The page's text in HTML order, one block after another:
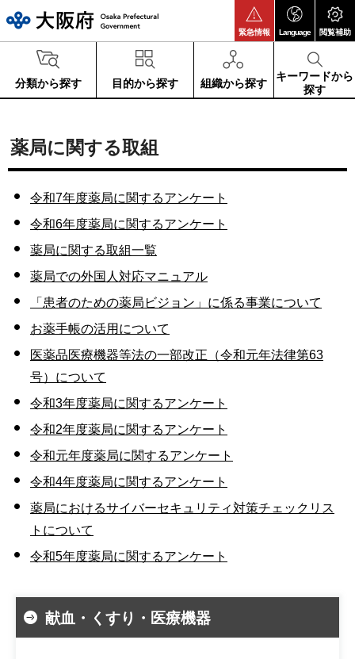
緊急情報 Language 閲覧補助
分類から探す 目的から探す 組織から探す
キーワードから
探す
薬局に関する取組
令和7年度薬局に関するアンケート
令和6年度薬局に関するアンケート
薬局に関する取組一覧
薬局での外国人対応マニュアル
「患者のための薬局ビジョン」に係る事業について
お薬手帳の活用について
医薬品医療機器等法の一部改正（令和元年法律第63
号）について
令和3年度薬局に関するアンケート
令和2年度薬局に関するアンケート
令和元年度薬局に関するアンケート
令和4年度薬局に関するアンケート
薬局におけるサイバーセキュリティ対策チェックリス
トについて
令和5年度薬局に関するアンケート
献血・くすり・医療機器